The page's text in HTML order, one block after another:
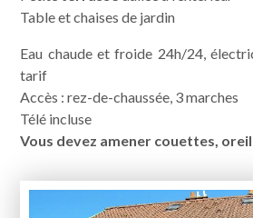
Table et chaises de jardin
Eau chaude et froide 24h/24,
tarif
Accès : rez-de-chaussée, 3 marches
Télé incluse
Vous devez amener couettes,